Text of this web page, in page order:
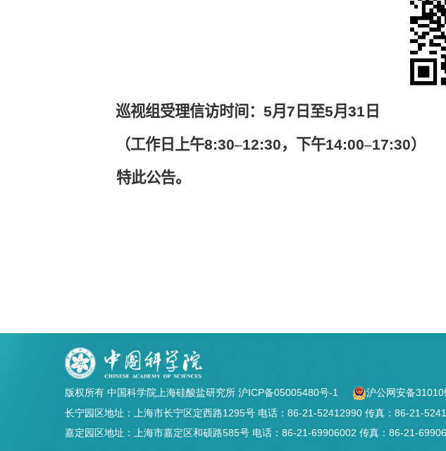
巡视组受理信访时间：5月 7 日至5月31 日
（工作日上午8:30–12:30，下午14:00–17:30）
特此公告。
版权所有 中国科学院上海硅酸盐研究所 沪ICP备05005480号-1
沪公网安备
长宁园区地址：上海市长宁区定西路1295号 电话：86-21-52412990 传真：86-21-
嘉定园区地址：上海市嘉定区和硕路585号 电话：86-21-69906002 传真：86-21-